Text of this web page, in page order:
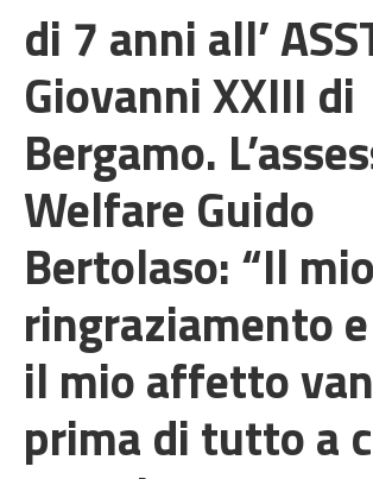
di 7 anni all’
Giovanni XXIII di
Bergamo.
Welfare Guido
Bertolaso: “Il mio
ringraziamento
il mio affetto
prima di tutto a